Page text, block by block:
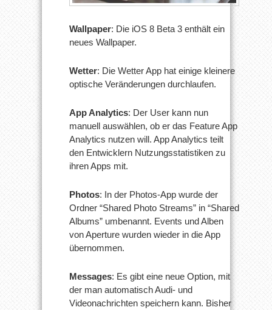
Wallpaper: Die iOS 8 Beta 3 enthält ein
neues Wallpaper.
Wetter: Die Wetter App hat einige kleinere
optische Veränderungen durchlaufen.
App Analytics: Der User kann nun
manuell auswählen, ob er das Feature App
Analytics nutzen will. App Analytics teilt
den Entwicklern Nutzungsstatistiken zu
ihren Apps mit.
Photos: In der Photos-App wurde der
Ordner “Shared Photo Streams” in “Shared
Albums” umbenannt. Events und Alben
von Aperture wurden wieder in die App
übernommen.
Messages: Es gibt eine neue Option, mit
der man automatisch Audi- und
Videonachrichten speichern kann. Bisher